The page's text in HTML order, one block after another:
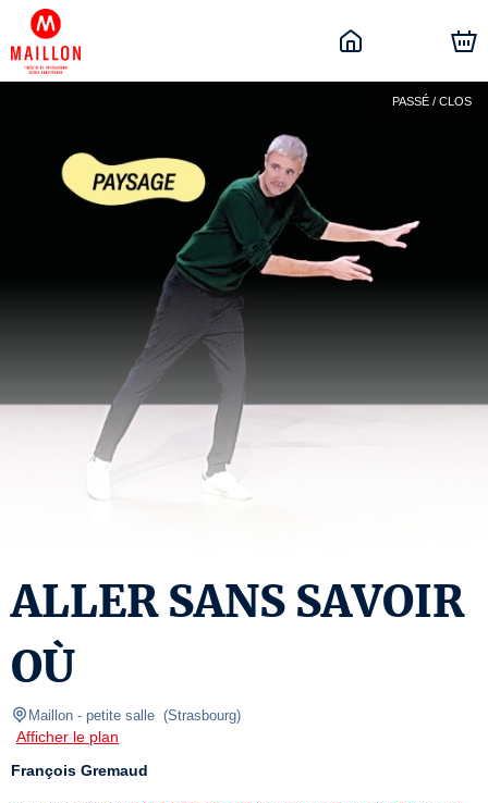
PASSÉ / CLOS
ALLER SANS SAVOIR
OÙ
Maillon - petite salle (Strasbourg)
Afficher le plan
François Gremaud